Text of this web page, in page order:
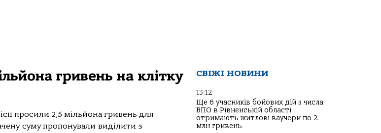
гривень на клітку
просили 2,5 мільйона гривень для
суму пропонували виділити з
СВІЖІ НОВИНИ
13:12
Ще 6 учасників бойових дій з числа
ВПО в Рівненській області
отримають житлові ваучери по 2
млн гривень